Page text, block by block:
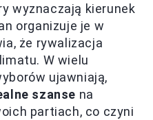
wyznaczają kierunek
organizuje je w
że rywalizacja
W wielu
ujawniają,
szanse na
partiach, co czyni